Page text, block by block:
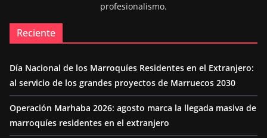
profesionalismo.
Reciente
Día Nacional de los Marroquíes Residentes en el Extranjero:
al servicio de los grandes proyectos de Marruecos 2030
Operación Marhaba 2026: agosto marca la llegada masiva de
marroquíes residentes en el extranjero